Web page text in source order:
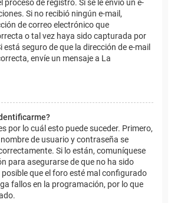
proceso de registro. Si se le envió un e-
Si no recibió ningún e-mail,
de correo electrónico que
o tal vez haya sido capturada por
seguro de que la dirección de e-mail
envíe un mensaje a La
por lo cuál esto puede suceder. Primero,
de usuario y contraseña se
Si lo están, comuníquese
para asegurarse de que no ha sido
posible que el foro esté mal configurado
fallos en la programación, por lo que